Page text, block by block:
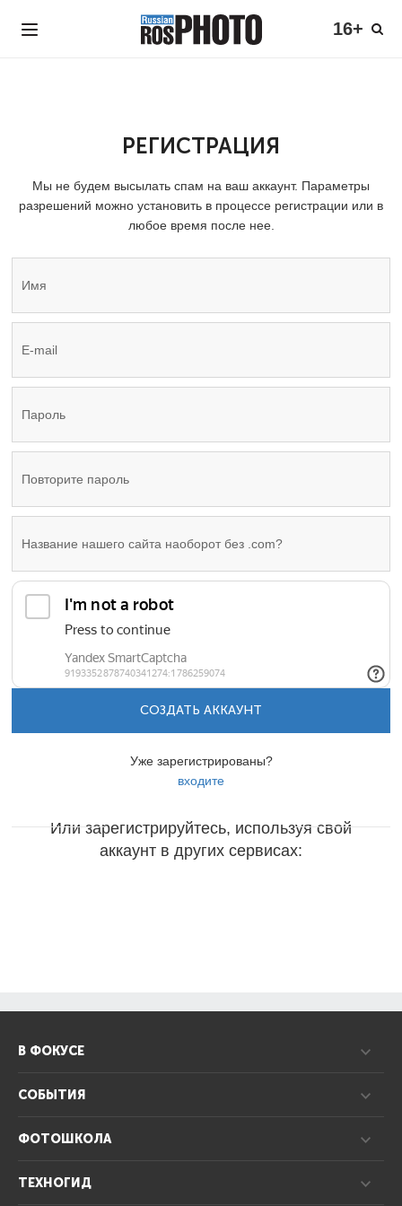
16+
РЕГИСТРАЦИЯ
Мы не будем высылать спам на ваш аккаунт. Параметры
разрешений можно установить в процессе регистрации или в
любое время после нее.
СОЗДАТЬ АККАУНТ
Уже зарегистрированы?
входите
Или зарегистрируйтесь, используя свой
аккаунт в других сервисах:
В ФОКУСЕ
СОБЫТИЯ
ФОТОШКОЛА
ТЕХНОГИД